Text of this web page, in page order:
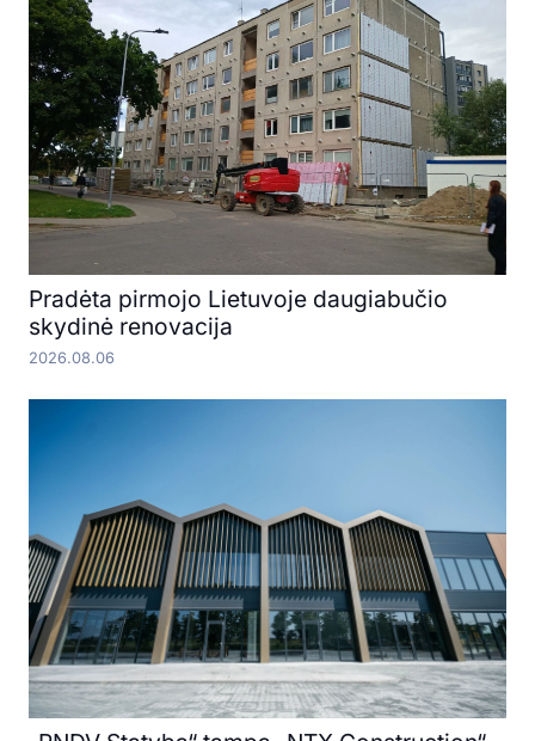
Pradėta pirmojo Lietuvoje daugiabučio
skydinė renovacija
2026.08.06